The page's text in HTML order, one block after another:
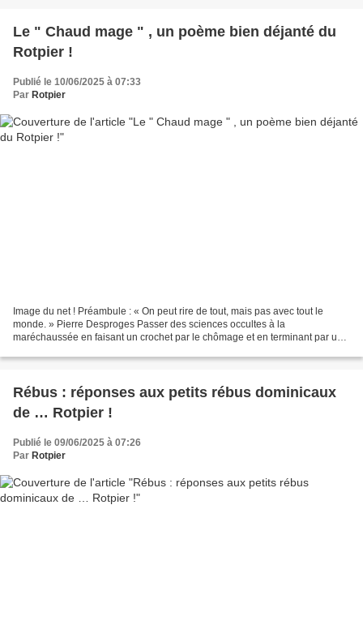
Le " Chaud mage " , un poème bien déjanté du
Rotpier !
Publié le 10/06/2025 à 07:33
Par Rotpier
Image du net ! Préambule : « On peut rire de tout, mais pas avec tout le
monde. » Pierre Desproges Passer des sciences occultes à la
maréchaussée en faisant un crochet par le chômage et en terminant par un
Rébus : réponses aux petits rébus dominicaux
de … Rotpier !
Publié le 09/06/2025 à 07:26
Par Rotpier